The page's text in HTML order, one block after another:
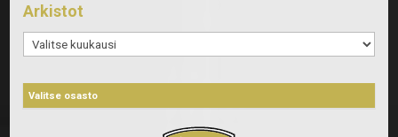
Arkistot
Arkistot